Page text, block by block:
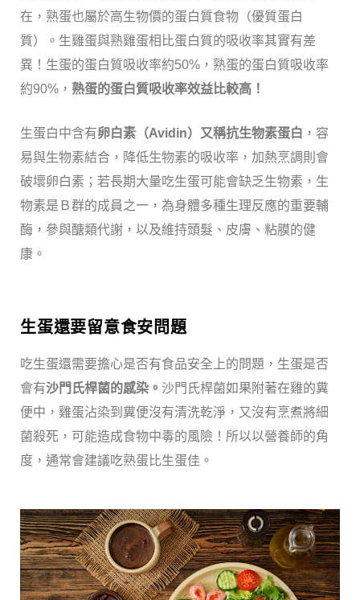
在，熟蛋也屬於高生物價的蛋白質食物（優質蛋白
質）。生雞蛋與熟雞蛋相比蛋白質的吸收率其實有差
異！生蛋的蛋白質吸收率約50%，熟蛋的蛋白質吸收率
約90%， 熟蛋的蛋白質吸收率效益比較高！
生蛋白中含有卵白素（Avidin）又稱抗生物素蛋白 ，容
易與生物素結合，降低生物素的吸收率，加熱烹調則會
破壞卵白素；若長期大量吃生蛋可能會缺乏生物素，生
物素是Ｂ群的成員之一，為身體多種生理反應的重要輔
酶，參與醣類代謝，以及維持頭髮、皮膚、粘膜的健
康。
生蛋還要留意食安問題
吃生蛋還需要擔心是否有食品安全上的問題，生蛋是否
會有沙門氏桿菌的感染。 沙門氏桿菌如果附著在雞的糞
便中，雞蛋沾染到糞便沒有清洗乾淨，又沒有烹煮將細
菌殺死，可能造成食物中毒的風險！所以以營養師的角
度，通常會建議吃熟蛋比生蛋佳。